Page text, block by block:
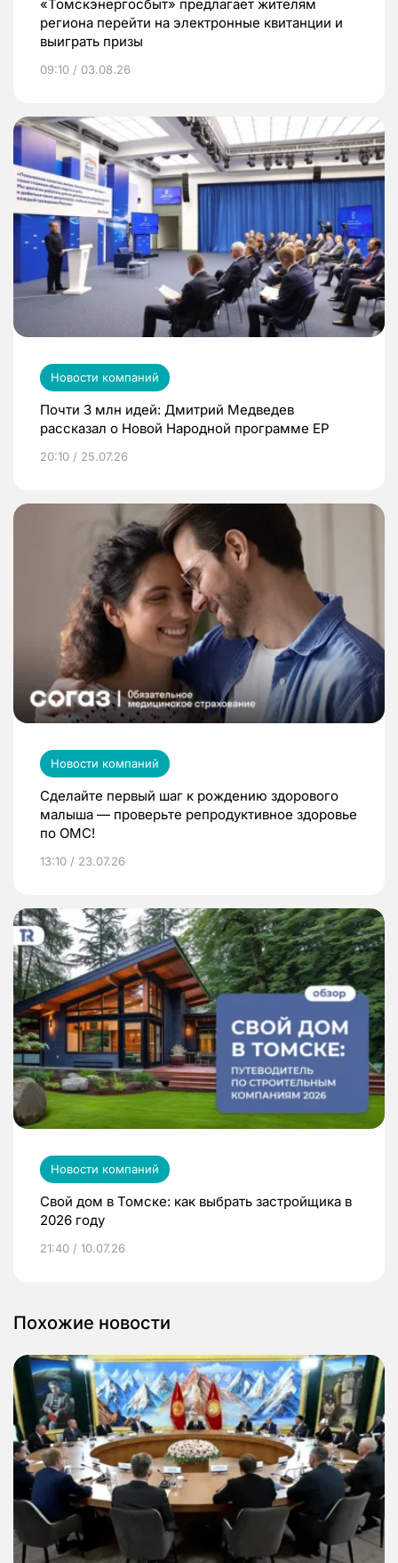
«Томскэнергосбыт» предлагает жителям
региона перейти на электронные квитанции и
выиграть призы
09:10 / 03.08.26
Новости компаний
Почти 3 млн идей: Дмитрий Медведев
рассказал о Новой Народной программе ЕР
20:10 / 25.07.26
Новости компаний
Сделайте первый шаг к рождению здорового
малыша — проверьте репродуктивное здоровье
по ОМС!
13:10 / 23.07.26
Новости компаний
Свой дом в Томске: как выбрать застройщика в
2026 году
21:40 / 10.07.26
Похожие новости